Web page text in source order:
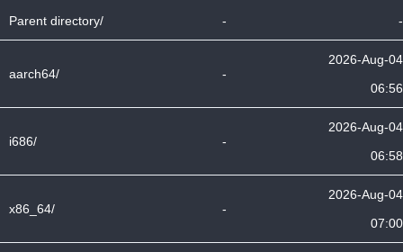
Parent directory/ - -
aarch64/ -
2026-Aug-04
06:56
i686/ -
2026-Aug-04
06:58
x86_64/ -
2026-Aug-04
07:00